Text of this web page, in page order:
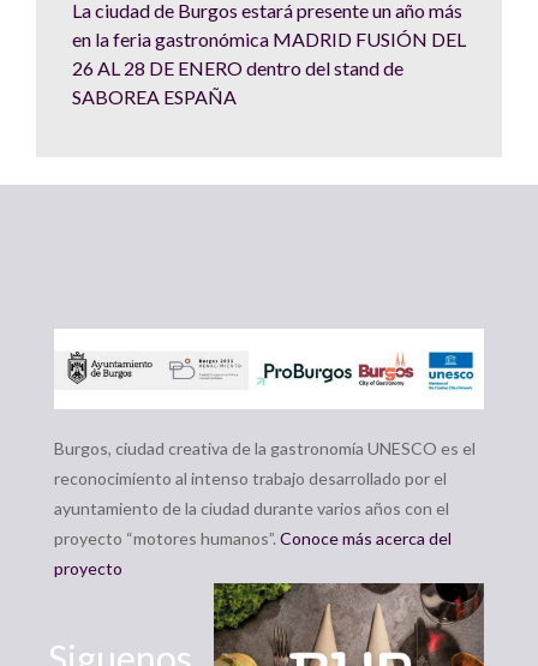
La ciudad de Burgos estará presente un año más
en la feria gastronómica MADRID FUSIÓN DEL
26 AL 28 DE ENERO dentro del stand de
SABOREA ESPAÑA
Burgos, ciudad creativa de la gastronomía UNESCO es el
reconocimiento al intenso trabajo desarrollado por el
ayuntamiento de la ciudad durante varios años con el
proyecto “motores humanos”. Conoce más acerca del
proyecto
Siguenos